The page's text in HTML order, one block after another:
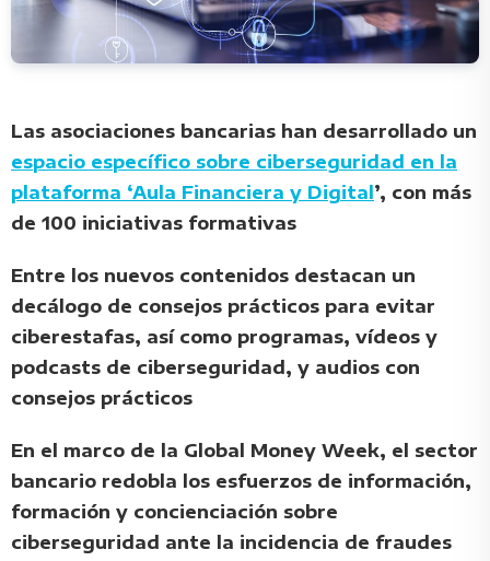
Las asociaciones bancarias han desarrollado un
espacio específico sobre ciberseguridad en la
plataforma ‘Aula Financiera y Digital ’, con más
de 100 iniciativas formativas
Entre los nuevos contenidos destacan un
decálogo de consejos prácticos para evitar
ciberestafas, así como programas, vídeos y
podcasts de ciberseguridad, y audios con
consejos prácticos
En el marco de la Global Money Week, el sector
bancario redobla los esfuerzos de información,
formación y concienciación sobre
ciberseguridad ante la incidencia de fraudes